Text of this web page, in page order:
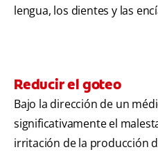
lengua, los dientes y las
Reducir el goteo
Bajo la dirección de un
significativamente el
irritación de la producción